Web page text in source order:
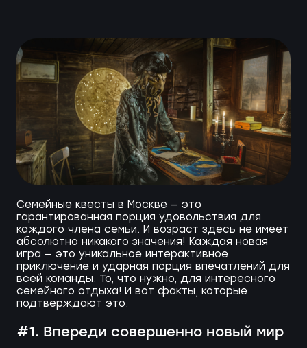
Семейные квесты в Москве — это
гарантированная порция удовольствия для
каждого члена семьи. И возраст здесь не имеет
абсолютно никакого значения! Каждая новая
игра — это уникальное интерактивное
приключение и ударная порция впечатлений для
всей команды. То, что нужно, для интересного
семейного отдыха! И вот факты, которые
подтверждают это.
#1. Впереди совершенно новый мир